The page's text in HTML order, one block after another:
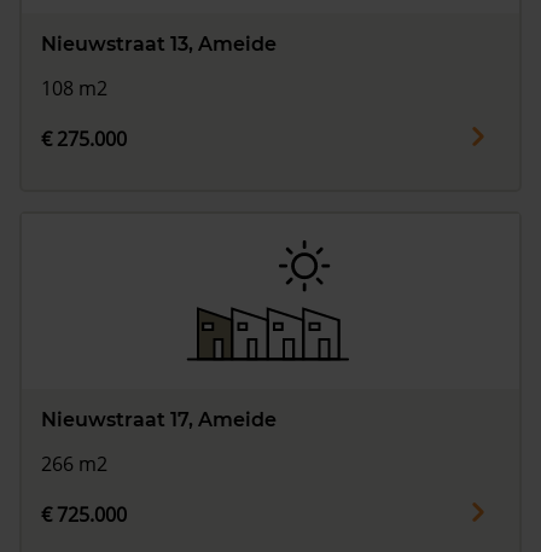
Nieuwstraat 13, Ameide
108 m2
€ 275.000
Nieuwstraat 17, Ameide
266 m2
€ 725.000